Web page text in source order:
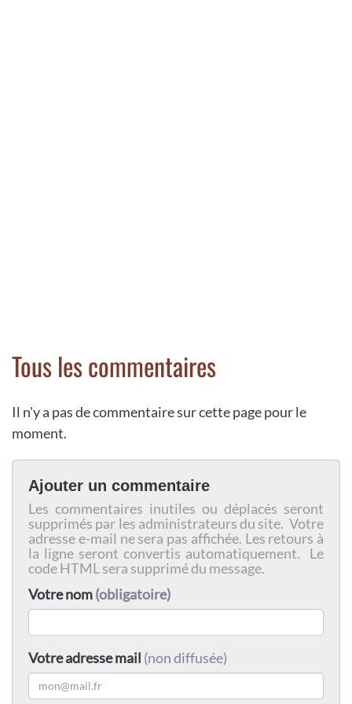
Tous les commentaires
Il n'y a pas de commentaire sur cette page pour le
moment.
Ajouter un commentaire
Les commentaires inutiles ou déplacés seront
supprimés par les administrateurs du site. Votre
adresse e-mail ne sera pas affichée. Les retours à
la ligne seront convertis automatiquement. Le
code HTML sera supprimé du message.
Votre nom(obligatoire)
Votre adresse mail (non diffusée)